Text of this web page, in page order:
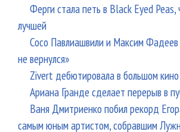
Ферги стала петь в Black Eyed Peas,
лучшей
Сосо Павлиашвили и Максим Фадеев
не вернулся»
Zivert дебютировала в большом кино
Ариана Гранде сделает перерыв в
Ваня Дмитриенко побил рекорд
самым юным артистом, собравшим